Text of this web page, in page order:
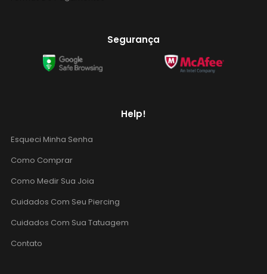
Segurança
Help!
Esqueci Minha Senha
Como Comprar
Como Medir Sua Joia
Cuidados Com Seu Piercing
Cuidados Com Sua Tatuagem
Contato